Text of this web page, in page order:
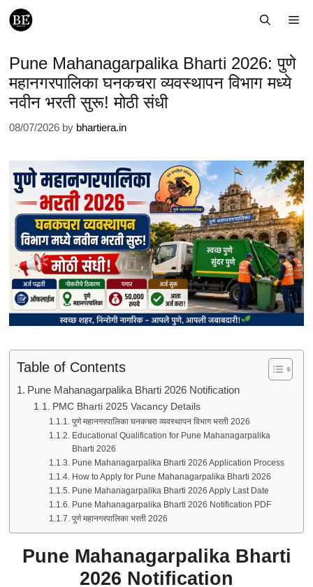
Skip
Pune Mahanagarpalika Bharti 2026: पुणे
महानगरपालिका घनकचरा व्यवस्थापन विभाग मध्ये
नवीन भरती सुरू! मोठी संधी
08/07/2026 by bhartiera.in
Table of Contents
Pune Mahanagarpalika Bharti 2026 Notification
PMC Bharti 2025 Vacancy Details
पुणे महानगरपालिका घनकचरा व्यवस्थापन विभाग भरती 2026
Educational Qualification for Pune Mahanagarpalika
Bharti 2026
Pune Mahanagarpalika Bharti 2026 Application Process
How to Apply for Pune Mahanagarpalika Bharti 2026
Pune Mahanagarpalika Bharti 2026 Apply Last Date
Pune Mahanagarpalika Bharti 2026 Notification PDF
पुणे महानगरपालिका भरती 2026
Pune Mahanagarpalika Bharti
2026 Notification